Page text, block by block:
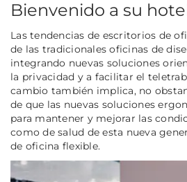
Bienvenido a su
Las tendencias de escritorios de
de las tradicionales oficinas de
integrando nuevas soluciones
la privacidad y a facilitar el
cambio también implica, no
de que las nuevas soluciones
para mantener y mejorar las
como de salud de esta nueva
de oficina flexible.